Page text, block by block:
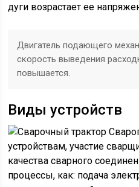
дуги возрастает ее
Двигатель подающего
скорость выведения
повышается.
Виды устройств
устройствам, участие
качества сварного
процессы, как: подача